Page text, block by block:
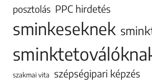
posztolás PPC hirdetés
sminkeseknek
szakmai vita
szépségipari képzés